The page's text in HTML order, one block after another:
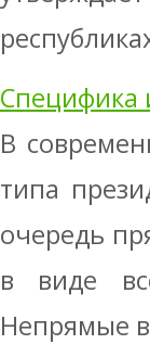
Специфика
В
типа
очередь
в виде
Непрямые